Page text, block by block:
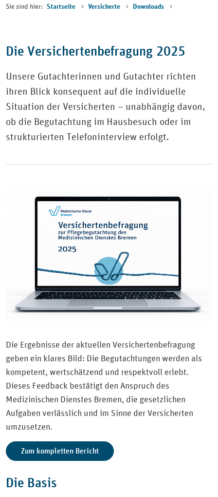
Sie sind hier: Startseite Versicherte Downloads
Die Versichertenbefragung 2025
Unsere Gutachterinnen und Gutachter richten
ihren Blick konsequent auf die individuelle
Situation der Versicherten – unabhängig davon,
ob die Begutachtung im Hausbesuch oder im
strukturierten Telefoninterview erfolgt.
Die Ergebnisse der aktuellen Versichertenbefragung
geben ein klares Bild: Die Begutachtungen werden als
kompetent, wertschätzend und respektvoll erlebt.
Dieses Feedback bestätigt den Anspruch des
Medizinischen Dienstes Bremen, die gesetzlichen
Aufgaben verlässlich und im Sinne der Versicherten
umzusetzen.
Zum kompletten Bericht
Die Basis